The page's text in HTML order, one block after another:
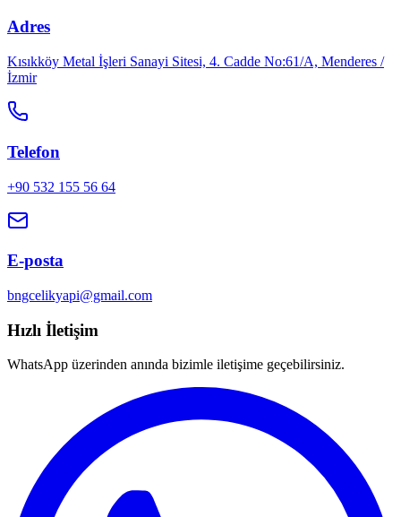
Adres
Kısıkköy Metal İşleri Sanayi Sitesi, 4. Cadde No:61/A, Menderes /
İzmir
Telefon
+90 532 155 56 64
E-posta
bngcelikyapi@gmail.com
Hızlı İletişim
WhatsApp üzerinden anında bizimle iletişime geçebilirsiniz.